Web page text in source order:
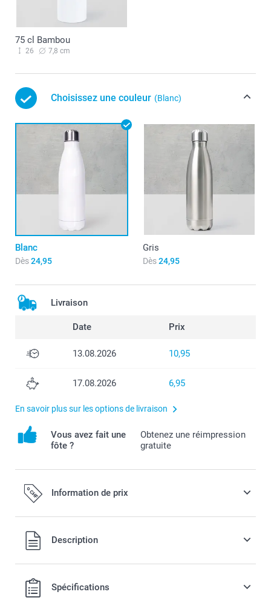
75 cl Bambou
26 7,8 cm
Choisissez une couleur (Blanc)
Blanc
Dès24,95
Gris
Dès24,95
Livraison
Date Prix
13.08.2026 10,95
17.08.2026 6,95
En savoir plus sur les options de livraison
Vous avez fait une
fôte ?
Obtenez une réimpression
gratuite
Information de prix
Tous les prix sont en francs suisses (CHF), TVA incluse et
hors frais de port.
Description
Spécifications